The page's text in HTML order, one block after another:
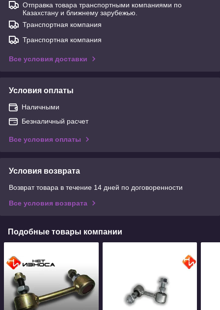
Отправка товара транспортными компаниями по
Казахстану и ближнему зарубежью.
Транспортная компания
Транспортная компания
Все условия доставки
Условия оплаты
Наличными
Безналичный расчет
Все условия оплаты
Условия возврата
Возврат товара в течение 14 дней по договоренности
Все условия возврата
Подобные товары компании